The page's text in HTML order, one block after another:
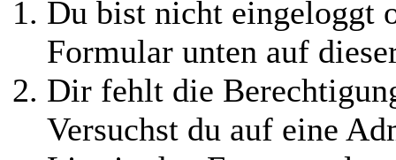
Du bist nicht eingeloggt
Formular unten auf
Dir fehlt die
Versuchst du auf eine